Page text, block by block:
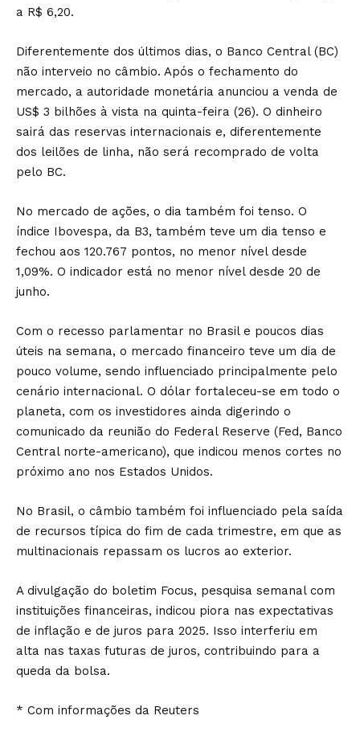
a R$ 6,20.
Diferentemente dos últimos dias, o Banco Central (BC)
não interveio no câmbio. Após o fechamento do
mercado, a autoridade monetária anunciou a venda de
US$ 3 bilhões à vista na quinta-feira (26). O dinheiro
sairá das reservas internacionais e, diferentemente
dos leilões de linha, não será recomprado de volta
pelo BC.
No mercado de ações, o dia também foi tenso. O
índice Ibovespa, da B3, também teve um dia tenso e
fechou aos 120.767 pontos, no menor nível desde
1,09%. O indicador está no menor nível desde 20 de
junho.
Com o recesso parlamentar no Brasil e poucos dias
úteis na semana, o mercado financeiro teve um dia de
pouco volume, sendo influenciado principalmente pelo
cenário internacional. O dólar fortaleceu-se em todo o
planeta, com os investidores ainda digerindo o
comunicado da reunião do Federal Reserve (Fed, Banco
Central norte-americano), que indicou menos cortes no
próximo ano nos Estados Unidos.
No Brasil, o câmbio também foi influenciado pela saída
de recursos típica do fim de cada trimestre, em que as
multinacionais repassam os lucros ao exterior.
A divulgação do boletim Focus, pesquisa semanal com
instituições financeiras, indicou piora nas expectativas
de inflação e de juros para 2025. Isso interferiu em
alta nas taxas futuras de juros, contribuindo para a
queda da bolsa.
* Com informações da Reuters